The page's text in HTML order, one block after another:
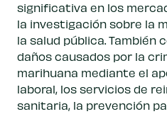
significativa en los
la investigación sobre la
la salud pública. También
daños causados por la
marihuana mediante el
laboral, los servicios de
sanitaria, la prevención